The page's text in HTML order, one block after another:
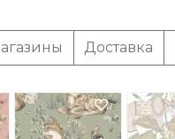
Доставка